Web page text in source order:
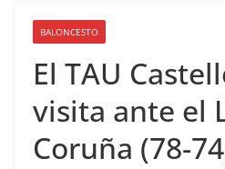
BALONCESTO
El TAU
visita ante el
Coruña (78-